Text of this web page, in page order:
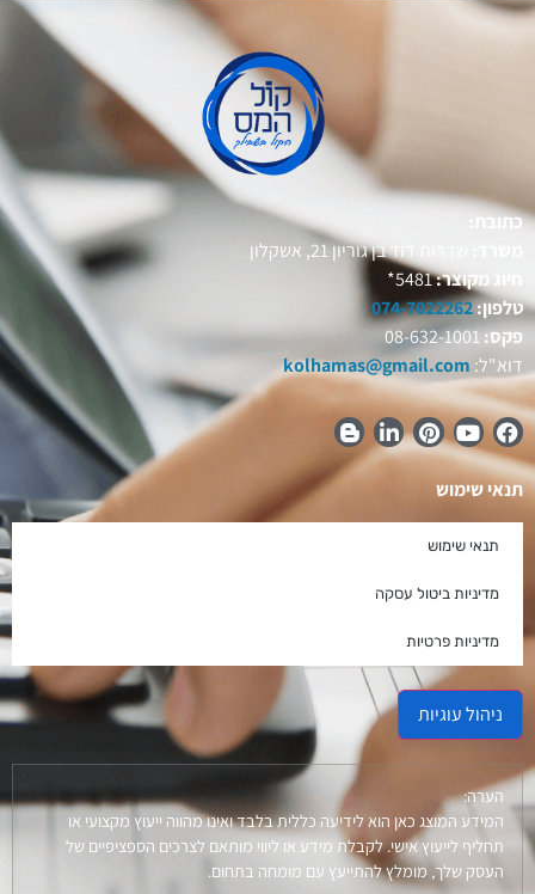
כתובת:
משרד:
שדרות דוד בן גוריון 21, אשקלון
חיוג מקוצר:5481*
טלפון:074-7022262
פקס:08-632-1001
דוא"ל:kolhamas@gmail.com
תנאי שימוש
תנאי שימוש
מדיניות ביטול עסקה
מדיניות פרטיות
ניהול עוגיות
הערה:
המידע המוצג כאן הוא לידיעה כללית בלבד ואינו מהווה ייעוץ מקצועי או
תחליף לייעוץ אישי. לקבלת מידע או ליווי מותאם לצרכים הספציפיים של
העסק שלך, מומלץ להתייעץ עם מומחה בתחום.